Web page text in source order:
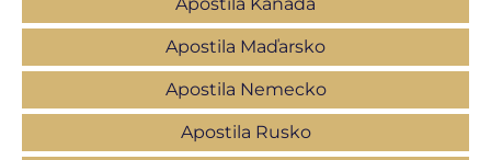
Apostila Maďarsko
Apostila Nemecko
Apostila Rusko